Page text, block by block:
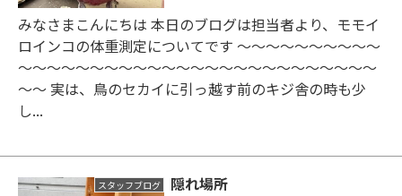
みなさまこんにちは 本日のブログは担当者より、モモイ
ロインコの体重測定についてです ～～～～～～～～～～
～～～～～～～～～～～～～～～～～～～～～～～～～
～～ 実は、鳥のセカイに引っ越す前のキジ舎の時も少
し...
スタッフブログ 隠れ場所